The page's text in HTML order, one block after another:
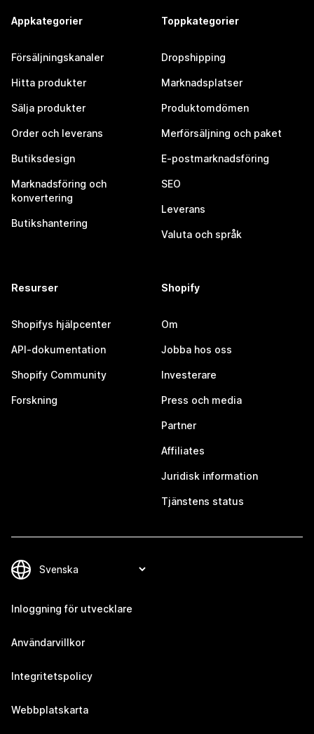
Appkategorier
Försäljningskanaler
Hitta produkter
Sälja produkter
Order och leverans
Butiksdesign
Marknadsföring och
konvertering
Butikshantering
Toppkategorier
Dropshipping
Marknadsplatser
Produktomdömen
Merförsäljning och paket
E-postmarknadsföring
SEO
Leverans
Valuta och språk
Resurser
Shopifys hjälpcenter
API-dokumentation
Shopify Community
Forskning
Shopify
Om
Jobba hos oss
Investerare
Press och media
Partner
Affiliates
Juridisk information
Tjänstens status
Inloggning för utvecklare
Användarvillkor
Integritetspolicy
Webbplatskarta